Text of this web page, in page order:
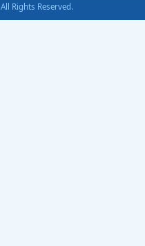
Rights Reserved.